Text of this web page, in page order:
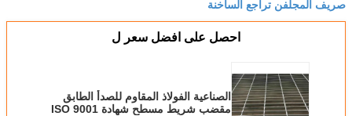
صريف المجلفن تراجع الساخنة
احصل على افضل سعر ل
الصناعية الفولاذ المقاوم للصدأ الطابق
مقضب شريط مسطح شهادة ISO 9001